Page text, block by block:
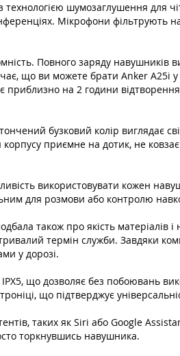
шумозаглушення для
Мікрофони
Повного заряду
що ви можете брати Anker
приблизно на 2 години
бузковий колір виглядає
приємне на дотик, не
використовувати кожен
для розмови або контролю
також про якість матеріалів і
термін служби. Завдяки
у дорозі.
що дозволяє без побоювань
що підтверджує
таких як Siri або Google
торкнувшись навушника.